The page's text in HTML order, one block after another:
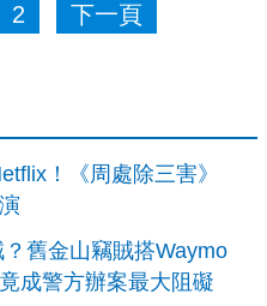
2 下一頁
！《周處除三害》
舊金山竊賊搭Waymo
成警方辦案最大阻礙